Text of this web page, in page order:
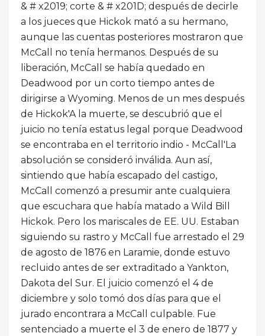
& # x2019; corte & # x201D; después de decirle
a los jueces que Hickok mató a su hermano,
aunque las cuentas posteriores mostraron que
McCall no tenía hermanos. Después de su
liberación, McCall se había quedado en
Deadwood por un corto tiempo antes de
dirigirse a Wyoming. Menos de un mes después
de Hickok'A la muerte, se descubrió que el
juicio no tenía estatus legal porque Deadwood
se encontraba en el territorio indio - McCall'La
absolución se consideró inválida. Aun así,
sintiendo que había escapado del castigo,
McCall comenzó a presumir ante cualquiera
que escuchara que había matado a Wild Bill
Hickok. Pero los mariscales de EE. UU. Estaban
siguiendo su rastro y McCall fue arrestado el 29
de agosto de 1876 en Laramie, donde estuvo
recluido antes de ser extraditado a Yankton,
Dakota del Sur. El juicio comenzó el 4 de
diciembre y solo tomó dos días para que el
jurado encontrara a McCall culpable. Fue
sentenciado a muerte el 3 de enero de 1877 y